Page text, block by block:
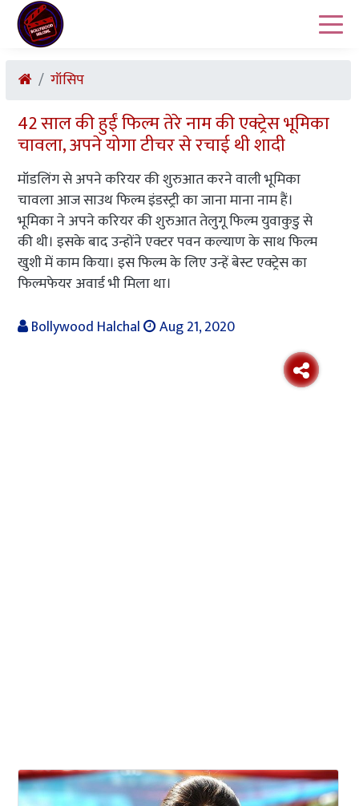
गॉसिप
42 साल की हुईं फिल्म तेरे नाम की एक्ट्रेस भूमिका
चावला, अपने योगा टीचर से रचाई थी शादी
मॉडलिंग से अपने करियर की शुरुआत करने वाली भूमिका
चावला आज साउथ फिल्म इंडस्ट्री का जाना माना नाम हैं।
भूमिका ने अपने करियर की शुरुआत तेलुगू फिल्म युवाकुडु से
की थी। इसके बाद उन्होंने एक्टर पवन कल्याण के साथ फिल्म
खुशी में काम क‍िया। इस फिल्म के लिए उन्हें बेस्ट एक्ट्रेस का
फिल्मफेयर अवार्ड भी मिला था।
Bollywood Halchal
Aug 21, 2020